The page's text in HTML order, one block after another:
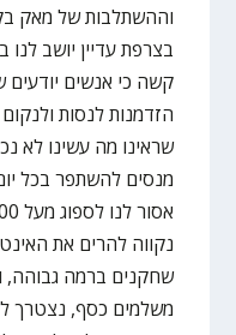
וההשתלבות של מאק
בצרפת עדיין יושב
קשה כי אנשים יודעים
הזדמנות לנסות
שראינו מה עשינו לא
מנסים להשתפר בכל
נקווה להרים את
שחקנים ברמה גבוהה,
משלמים כסף, נצטרך